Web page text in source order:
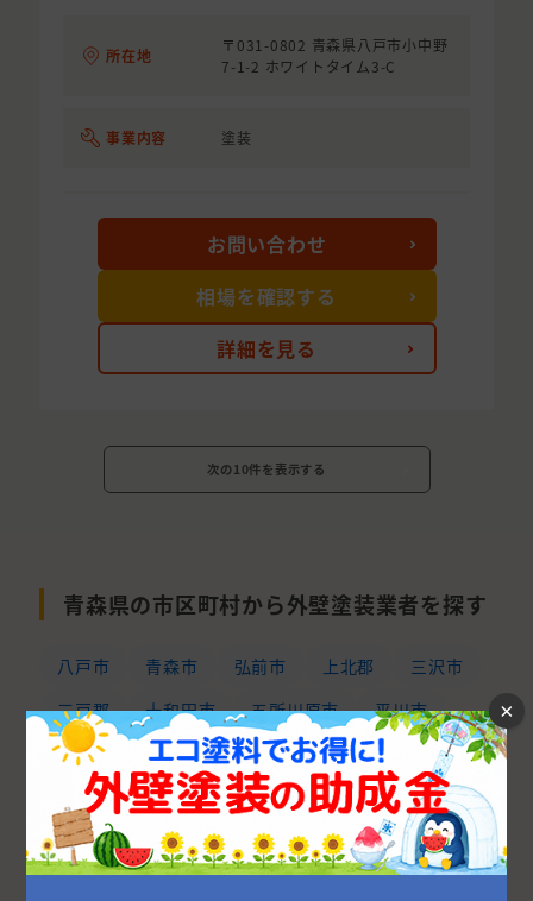
所在地
〒031-0802 青森県八戸市小中野
7-1-2 ホワイトタイム3-C
事業内容 塗装
詳細を見る
お問い合わせ
相場を確認する
次の10件を表示する
青森県の市区町村から外壁塗装業者を探す
八戸市 青森市 弘前市 上北郡
三沢市
三戸郡
十和田市 五所川原市
平川市
北津軽郡
黒石市 つがる市
南津軽郡
東津軽郡
中津軽郡
×